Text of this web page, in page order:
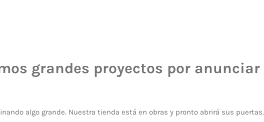
grandes proyectos por anunciar
algo grande. Nuestra tienda está en obras y pronto abrirá sus puertas.